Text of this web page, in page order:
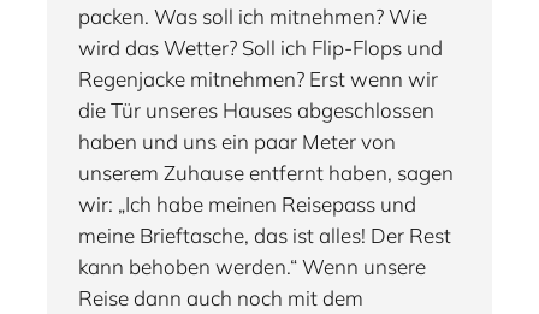
packen. Was soll ich mitnehmen? Wie
wird das Wetter? Soll ich Flip-Flops und
Regenjacke mitnehmen? Erst wenn wir
die Tür unseres Hauses abgeschlossen
haben und uns ein paar Meter von
unserem Zuhause entfernt haben, sagen
wir: „Ich habe meinen Reisepass und
meine Brieftasche, das ist alles! Der Rest
kann behoben werden.“ Wenn unsere
Reise dann auch noch mit dem